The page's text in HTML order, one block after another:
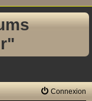
Connexion